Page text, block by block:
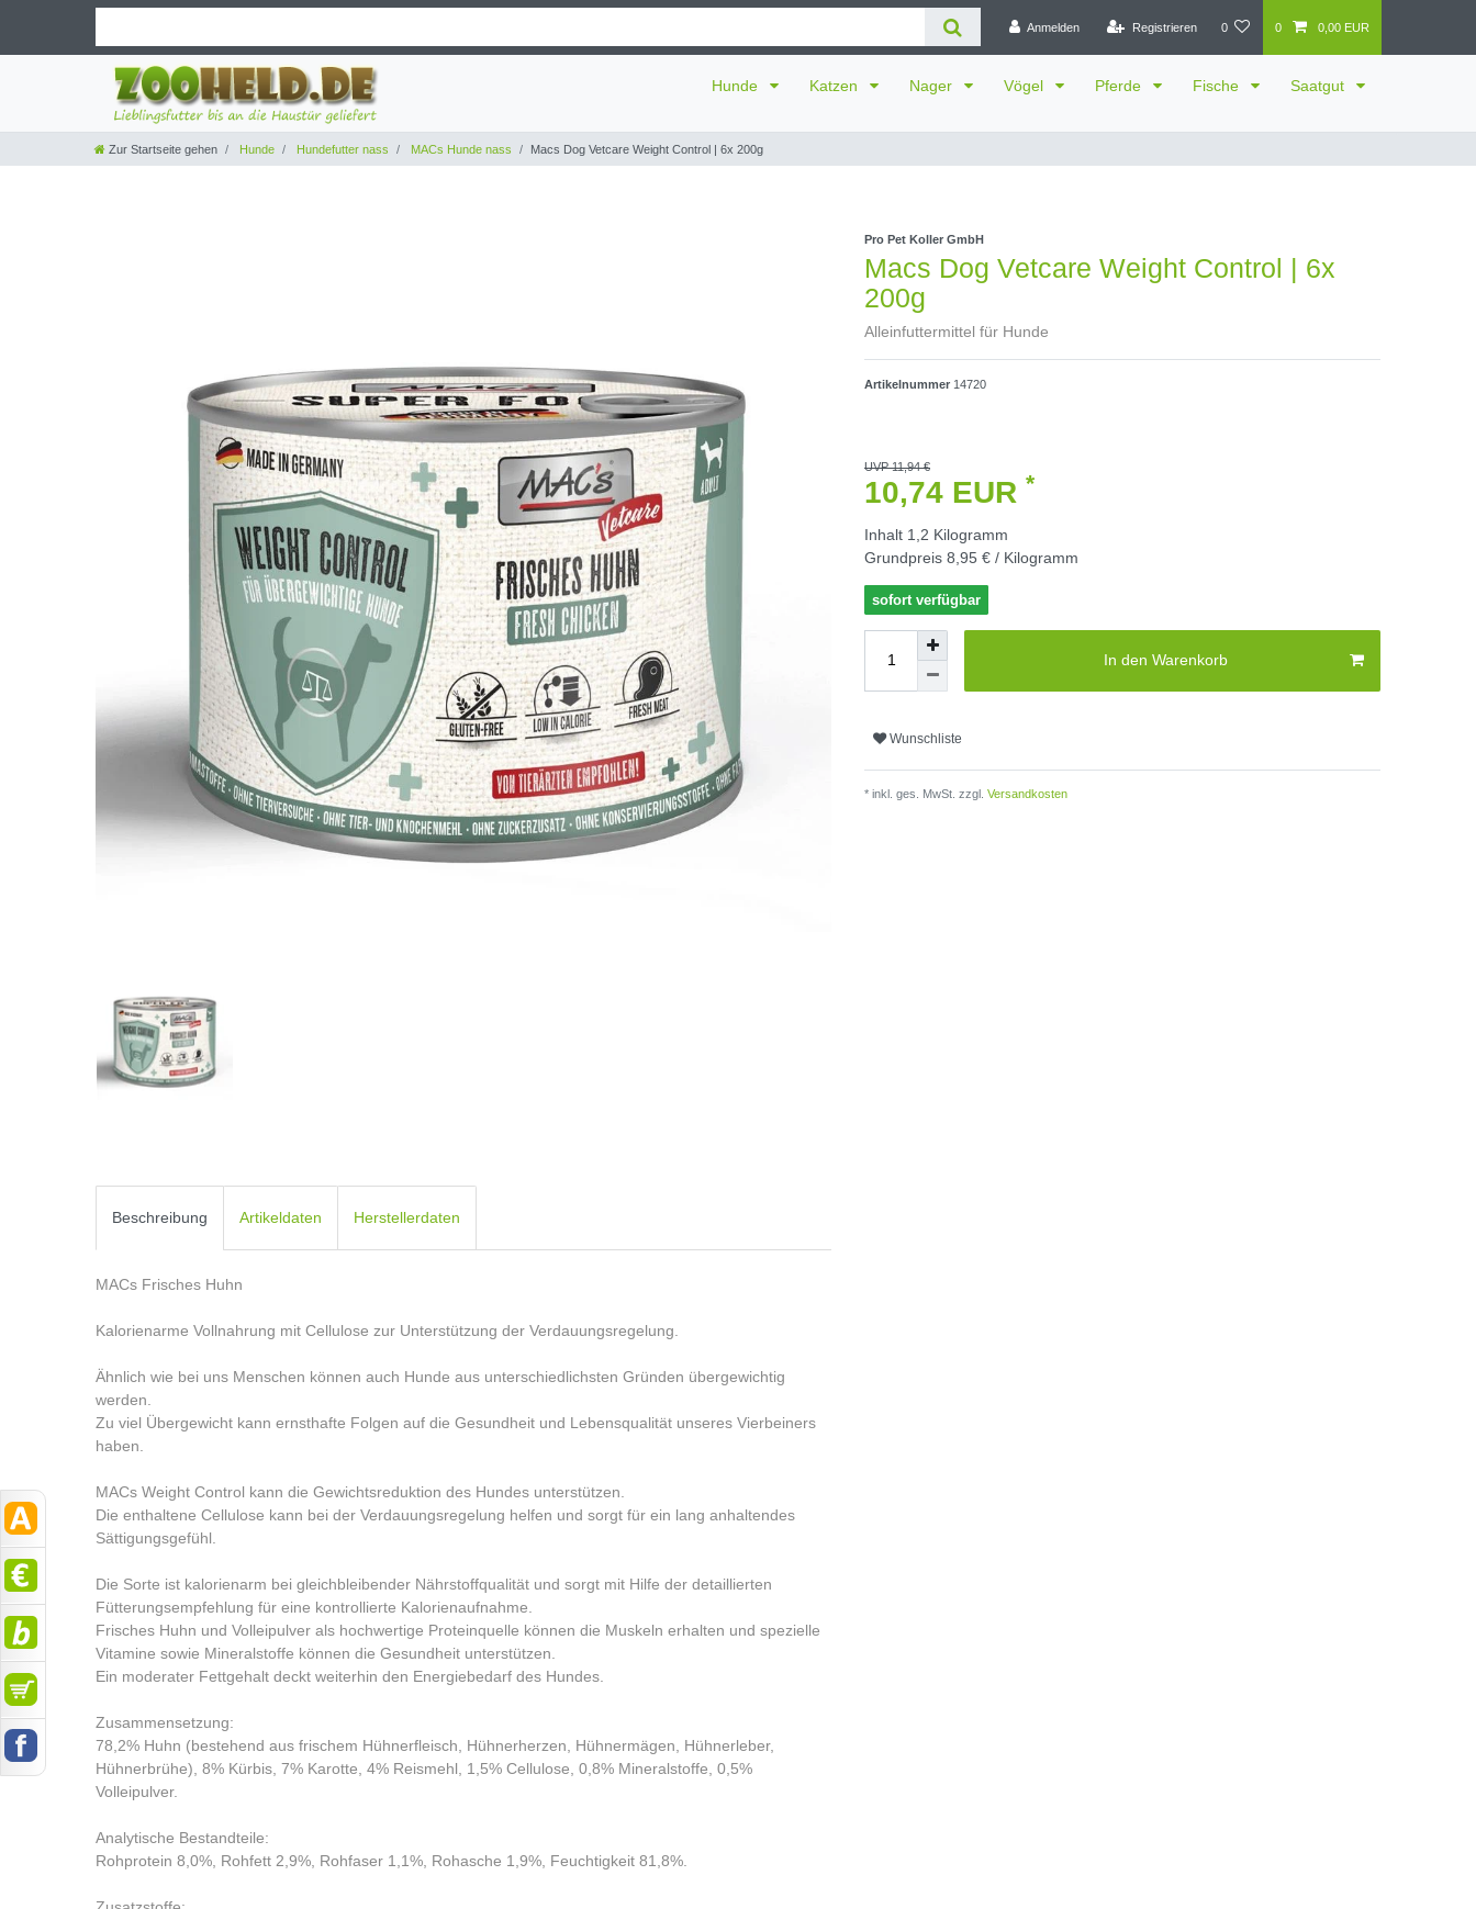
Anmelden Registrieren 0 0 0,00 EUR
Hunde Katzen Nager Vögel Pferde Fische Saatgut
Zur Startseite gehen Hunde Hundefutter nass MACs Hunde nass Macs Dog Vetcare Weight Control | 6x 200g
Pro Pet Koller GmbH
Macs Dog Vetcare Weight Control | 6x
200g
Alleinfuttermittel für Hunde
Artikelnummer 14720
UVP 11,94 €
10,74 EUR *
Inhalt 1,2 Kilogramm
Grundpreis 8,95 € / Kilogramm
sofort verfügbar
In den Warenkorb
Wunschliste
* inkl. ges. MwSt. zzgl. Versandkosten
Beschreibung Artikeldaten Herstellerdaten
MACs Frisches Huhn
Kalorienarme Vollnahrung mit Cellulose zur Unterstützung der Verdauungsregelung.
Ähnlich wie bei uns Menschen können auch Hunde aus unterschiedlichsten Gründen übergewichtig
werden.
Zu viel Übergewicht kann ernsthafte Folgen auf die Gesundheit und Lebensqualität unseres Vierbeiners
haben.
MACs Weight Control kann die Gewichtsreduktion des Hundes unterstützen.
Die enthaltene Cellulose kann bei der Verdauungsregelung helfen und sorgt für ein lang anhaltendes
Sättigungsgefühl.
Die Sorte ist kalorienarm bei gleichbleibender Nährstoffqualität und sorgt mit Hilfe der detaillierten
Fütterungsempfehlung für eine kontrollierte Kalorienaufnahme.
Frisches Huhn und Volleipulver als hochwertige Proteinquelle können die Muskeln erhalten und spezielle
Vitamine sowie Mineralstoffe können die Gesundheit unterstützen.
Ein moderater Fettgehalt deckt weiterhin den Energiebedarf des Hundes.
Zusammensetzung:
78,2% Huhn (bestehend aus frischem Hühnerfleisch, Hühnerherzen, Hühnermägen, Hühnerleber,
Hühnerbrühe), 8% Kürbis, 7% Karotte, 4% Reismehl, 1,5% Cellulose, 0,8% Mineralstoffe, 0,5%
Volleipulver.
Analytische Bestandteile:
Rohprotein 8,0%, Rohfett 2,9%, Rohfaser 1,1%, Rohasche 1,9%, Feuchtigkeit 81,8%.